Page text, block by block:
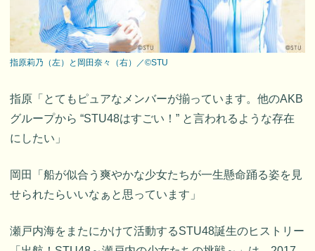
指原莉乃（左）と岡田奈々（右）／©STU
指原「とてもピュアなメンバーが揃っています。他のAKB
グループから “STU48はすごい！” と言われるような存在
にしたい」
岡田「船が似合う爽やかな少女たちが一生懸命踊る姿を見
せられたらいいなぁと思っています」
瀬戸内海をまたにかけて活動するSTU48誕生のヒストリー